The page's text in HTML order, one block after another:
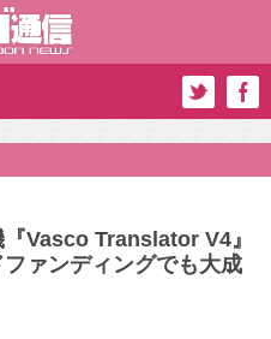
Vasco Translator V4』
ァンディングでも大成